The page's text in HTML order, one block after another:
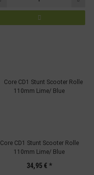
Core CD1 Stunt Scooter Rolle
110mm Lime/ Blue
34,95 € *